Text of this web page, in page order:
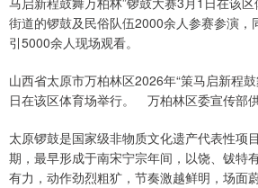
街道的锣鼓及民俗队伍2000余人参赛参演，
引5000余人现场观看。
山西省太原市万柏林区2026年“策马启新程
日在该区体育场举行。 万柏林区委宣传部
太原锣鼓是国家级非物质文化遗产代表性项
期，最早形成于南宋宁宗年间，以饶、钹特
有力，动作劲烈粗犷，节奏激越鲜明，场面蔚